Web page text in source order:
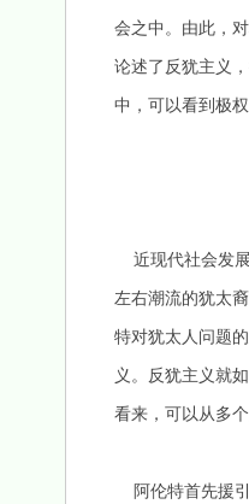
会之中。由此，
论述了反犹主义
中，可以看到极权
1、阿伦
近现代社会发展
左右潮流的犹太
特对犹太人问题
义。反犹主义就
看来，可以从多
阿伦特首先援引